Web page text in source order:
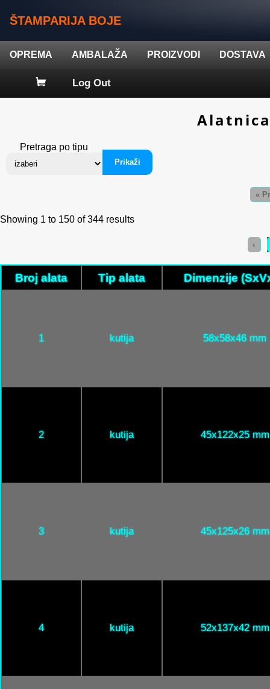
ŠTAMPARIJA BOJE
OPREMA AMBALAŽA PROIZVODI DOSTAVA
Log Out
Pretraga po tipu
Prikaži
«
Showing 1 to 150 of344 results
‹
Broj alata Tip alata Dimenzije
1 kutija 58x58x46 mm
2 kutija 45x122x25 mm
3 kutija 45x125x26 mm
4 kutija 52x137x42 mm